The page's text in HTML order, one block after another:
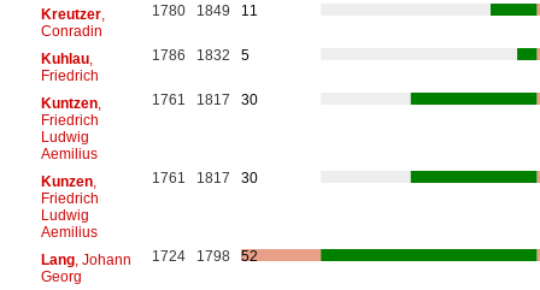
Kreutzer,
Conradin
1780 1849 11
Kuhlau,
Friedrich
1786 1832 5
Kuntzen,
Friedrich
Ludwig
Aemilius
1761 1817 30
Kunzen,
Friedrich
Ludwig
Aemilius
1761 1817 30
Lang, Johann
Georg
1724 1798 52